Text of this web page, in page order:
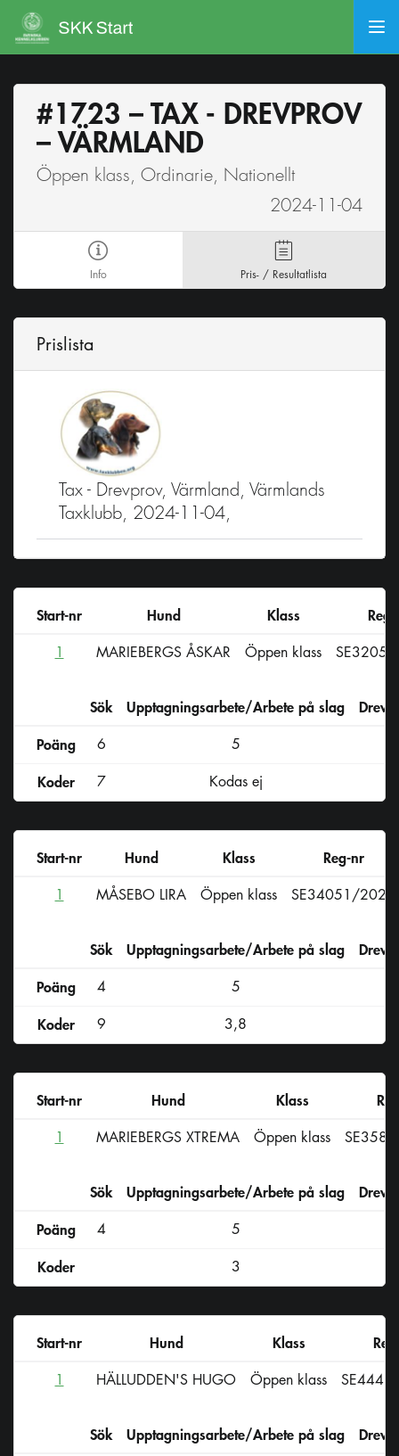
#1723 – TAX - DREVPROV
– VÄRMLAND
Öppen klass, Ordinarie, Nationellt
2024-11-04
Info Pris- / Resultatlista
Prislista
Tax - Drevprov, Värmland, Värmlands
Taxklubb, 2024-11-04,
Start-nr Hund Klass
1
MARIEBERGS ÅSKAR Öppen klass
Sök Upptagningsarbete/Arbete på slag
Poäng
6 5
Koder
7 Kodas ej
Start-nr Hund Klass
Reg-nr
1
MÅSEBO LIRA Öppen klass SE34051/2020
Sök Upptagningsarbete/Arbete på slag
Poäng
4 5
Koder
9 3,8
Start-nr Hund Klass
1
MARIEBERGS XTREMA Öppen klass
Sök Upptagningsarbete/Arbete på slag
Poäng
4 5
Koder
3
Start-nr Hund Klass
1
HÄLLUDDEN'S HUGO Öppen klass
Sök Upptagningsarbete/Arbete på slag